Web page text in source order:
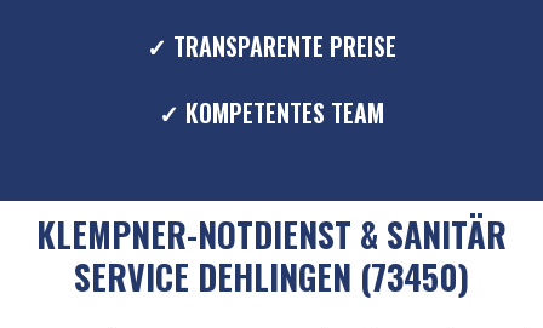
✓ TRANSPARENTE PREISE
✓ KOMPETENTES TEAM
KLEMPNER-NOTDIENST & SANITÄR
SERVICE DEHLINGEN (73450)